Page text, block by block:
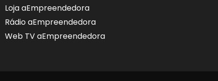
Loja aEmpreendedora
Rádio aEmpreendedora
Web TV aEmpreendedora